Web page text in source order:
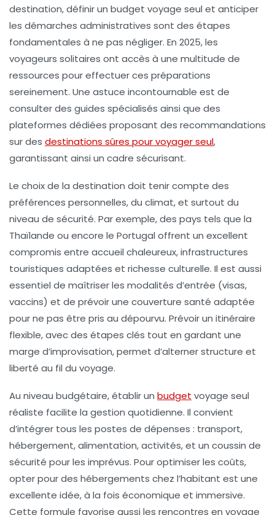
destination, définir un budget voyage seul et anticiper
les démarches administratives sont des étapes
fondamentales à ne pas négliger. En 2025, les
voyageurs solitaires ont accès à une multitude de
ressources pour effectuer ces préparations
sereinement. Une astuce incontournable est de
consulter des guides spécialisés ainsi que des
plateformes dédiées proposant des recommandations
sur des destinations sûres pour voyager seul,
garantissant ainsi un cadre sécurisant.
Le choix de la destination doit tenir compte des
préférences personnelles, du climat, et surtout du
niveau de sécurité. Par exemple, des pays tels que la
Thaïlande ou encore le Portugal offrent un excellent
compromis entre accueil chaleureux, infrastructures
touristiques adaptées et richesse culturelle. Il est aussi
essentiel de maîtriser les modalités d’entrée (visas,
vaccins) et de prévoir une couverture santé adaptée
pour ne pas être pris au dépourvu. Prévoir un itinéraire
flexible, avec des étapes clés tout en gardant une
marge d’improvisation, permet d’alterner structure et
liberté au fil du voyage.
Au niveau budgétaire, établir un budget voyage seul
réaliste facilite la gestion quotidienne. Il convient
d’intégrer tous les postes de dépenses : transport,
hébergement, alimentation, activités, et un coussin de
sécurité pour les imprévus. Pour optimiser les coûts,
opter pour des hébergements chez l’habitant est une
excellente idée, à la fois économique et immersive.
Cette formule favorise aussi les rencontres en voyage